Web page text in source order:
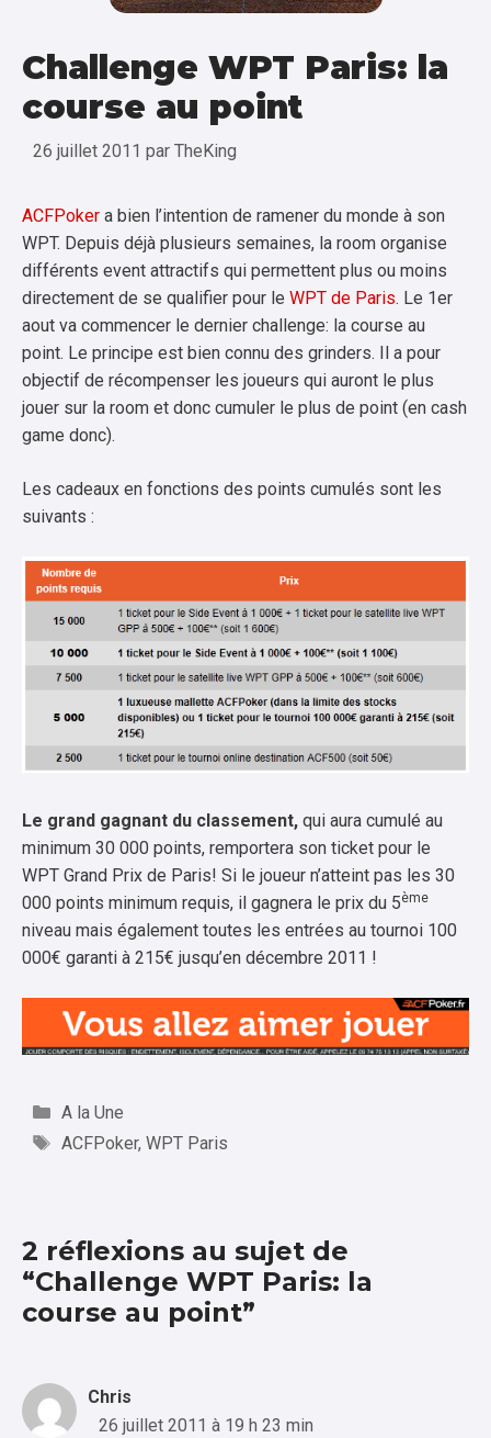
Challenge WPT Paris: la
course au point
26 juillet 2011 par TheKing
ACFPoker a bien l’intention de ramener du monde à son
WPT. Depuis déjà plusieurs semaines, la room organise
différents event attractifs qui permettent plus ou moins
directement de se qualifier pour le WPT de Paris. Le 1er
aout va commencer le dernier challenge: la course au
point. Le principe est bien connu des grinders. Il a pour
objectif de récompenser les joueurs qui auront le plus
jouer sur la room et donc cumuler le plus de point (en cash
game donc).
Les cadeaux en fonctions des points cumulés sont les
suivants :
Le grand gagnant du classement, qui aura cumulé au
minimum 30 000 points, remportera son ticket pour le
WPT Grand Prix de Paris! Si le joueur n’atteint pas les 30
000 points minimum requis, il gagnera le prix du 5ème
niveau mais également toutes les entrées au tournoi 100
000€ garanti à 215€ jusqu’en décembre 2011 !
Catégories
A la Une
Étiquettes
ACFPoker, WPT Paris
2 réflexions au sujet de
“Challenge WPT Paris: la
course au point”
Chris
26 juillet 2011 à 19 h 23 min